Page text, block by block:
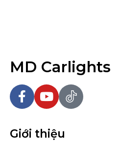
MD Carlights
Giới thiệu